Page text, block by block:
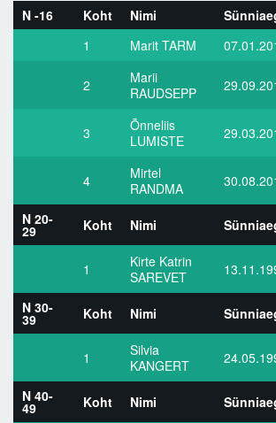
Trennid
N -16 Koht Nimi
1
Marit TARM
2
Marii
RAUDSEPP
3
Õnneliis
LUMISTE
4
Mirtel
RANDMA
N 20-
29 Koht Nimi
1
Kirte Katrin
SAREVET
N 30-
39 Koht Nimi
1
Silvia
KANGERT
N 40-
49 Koht Nimi